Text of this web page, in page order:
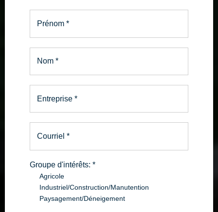
Prénom *
Nom *
Entreprise *
Courriel *
Groupe d'intérêts: *
Agricole
Industriel/Construction/Manutention
Paysagement/Déneigement